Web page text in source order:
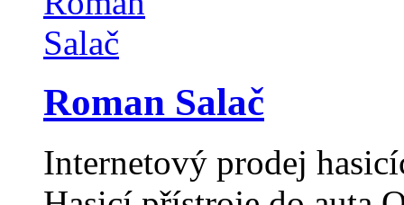
Roman Salač
Internetový prodej